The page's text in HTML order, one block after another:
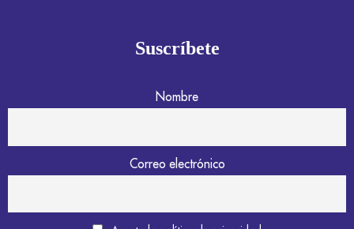
Suscríbete
Nombre
Correo electrónico